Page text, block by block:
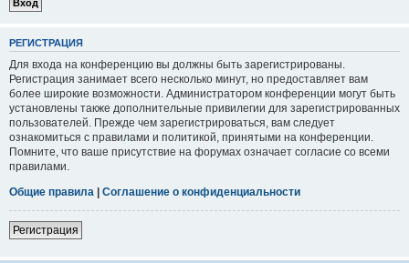
РЕГИСТРАЦИЯ
Для входа на конференцию вы должны быть зарегистрированы.
Регистрация занимает всего несколько минут, но предоставляет вам
более широкие возможности. Администратором конференции могут быть
установлены также дополнительные привилегии для зарегистрированных
пользователей. Прежде чем зарегистрироваться, вам следует
ознакомиться с правилами и политикой, принятыми на конференции.
Помните, что ваше присутствие на форумах означает согласие со всеми
правилами.
Общие правила | Соглашение о конфиденциальности
Регистрация